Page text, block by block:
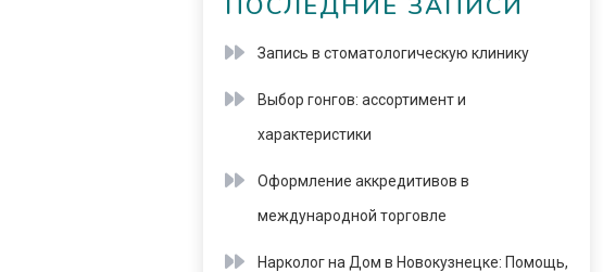
ПОСЛЕДНИЕ ЗАПИСИ
Запись в стоматологическую клинику
Выбор гонгов: ассортимент и
характеристики
Оформление аккредитивов в
международной торговле
Нарколог на Дом в Новокузнецке: Помощь,